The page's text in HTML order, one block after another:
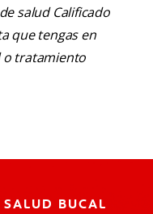
salud Calificado
que tengas en
o tratamiento
BUCAL